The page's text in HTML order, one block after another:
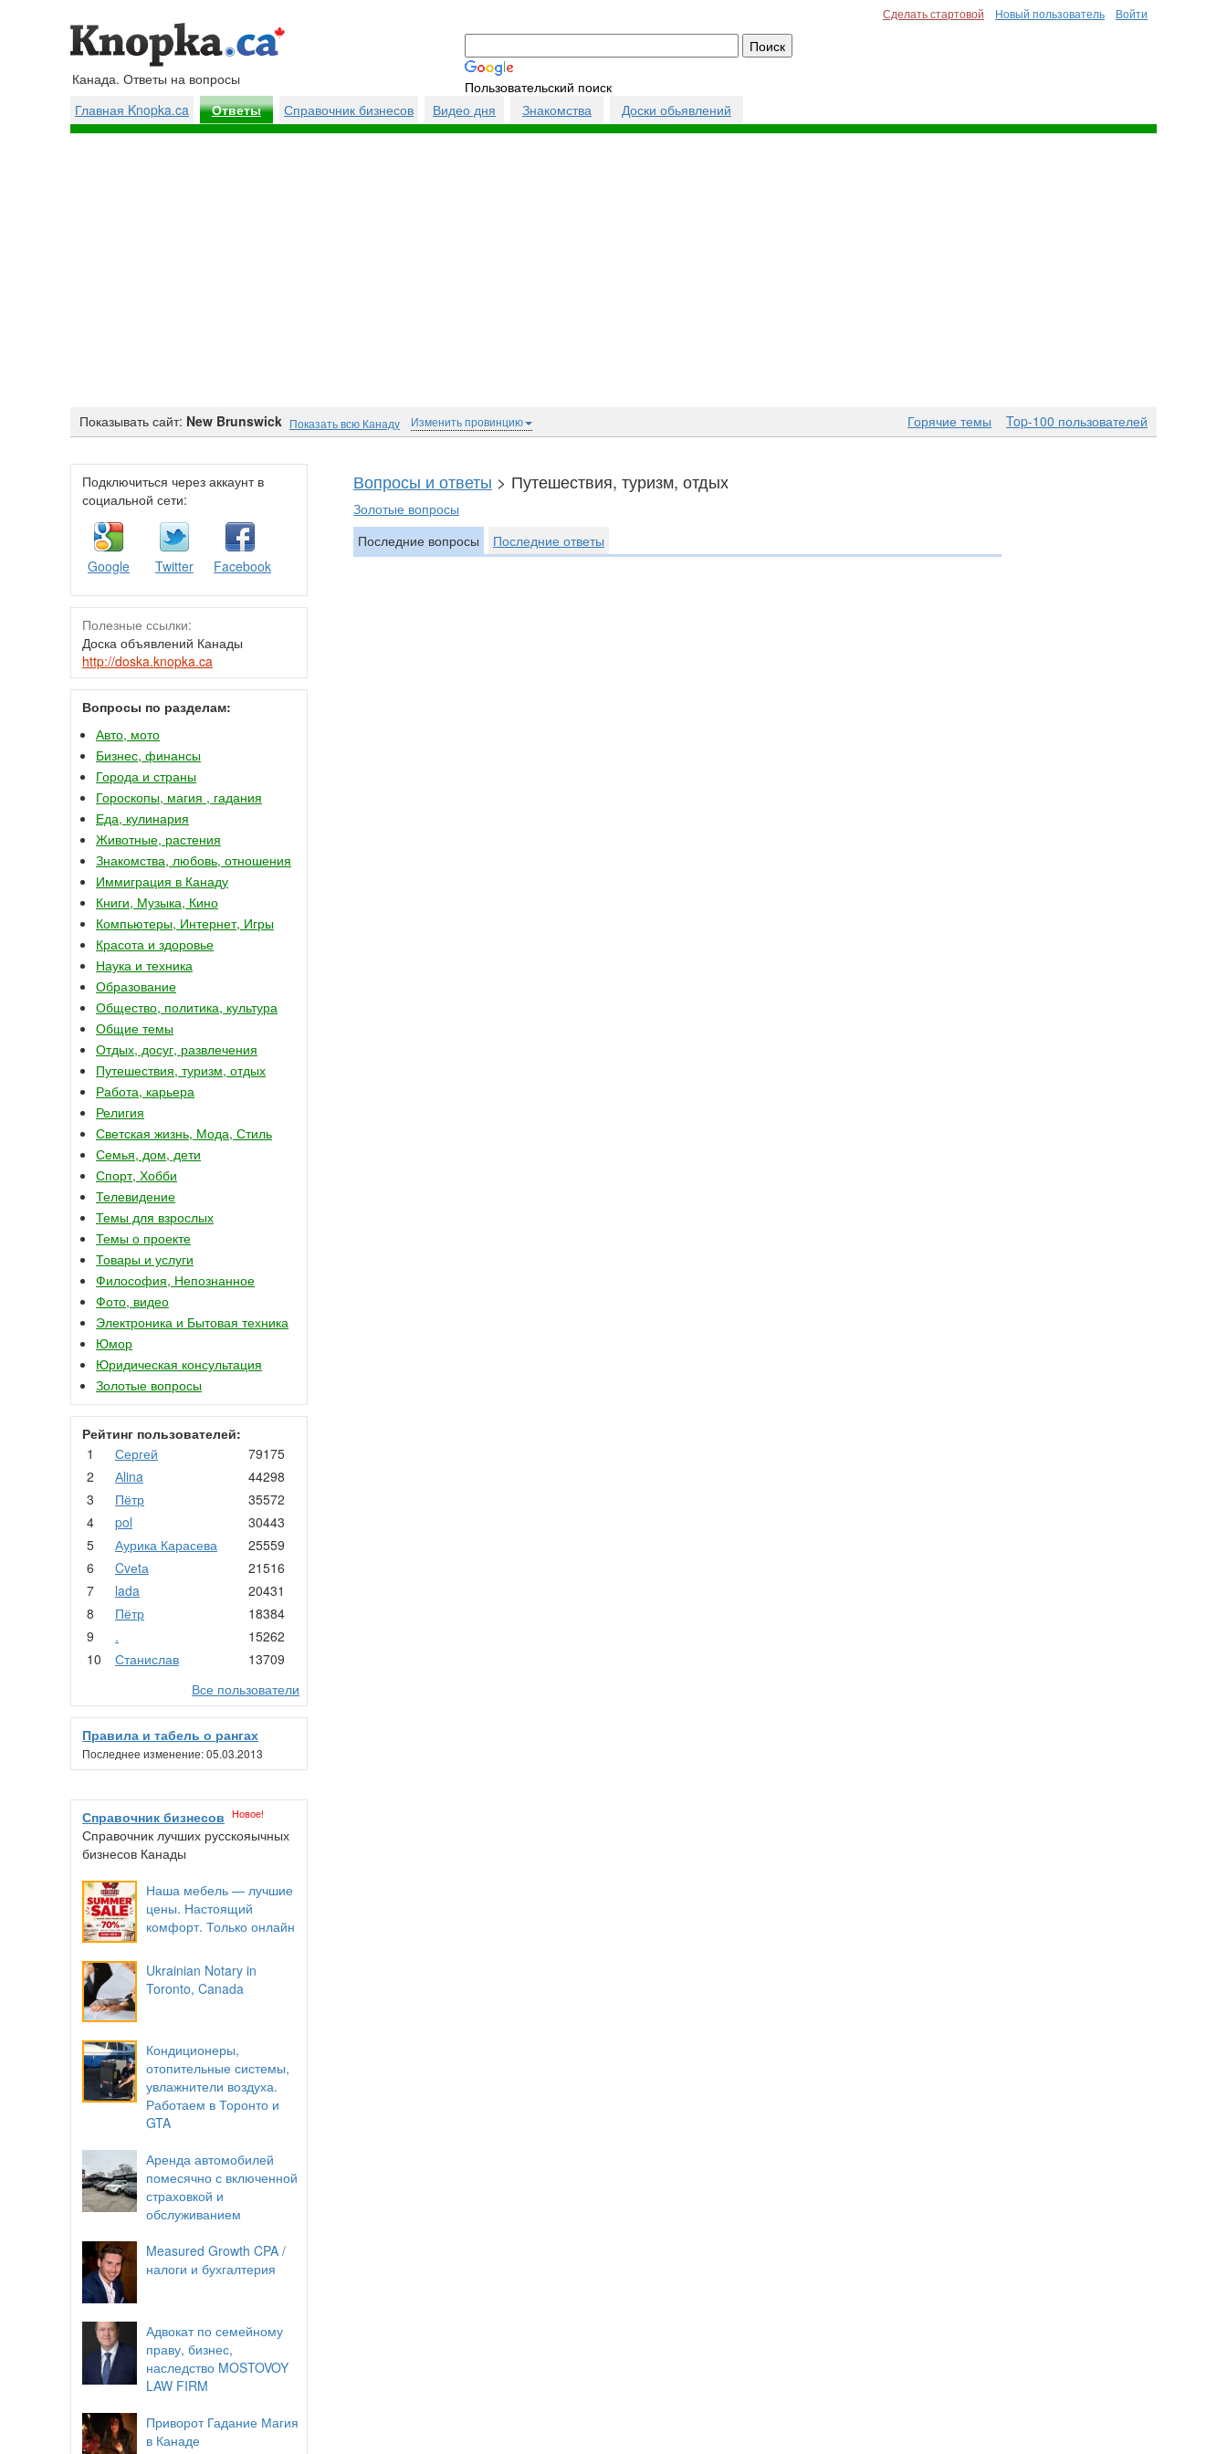
Сделать стартовой Новый пользователь Войти
Канада. Ответы на вопросы
Пользовательский поиск
Главная Knopka.ca
Ответы Справочник бизнесов Видео дня Знакомства Доски обьявлений
Показывать сайт: New Brunswick Показать всю Канаду Изменить провинцию Горячие темы Top-100 пользователей
Подключиться через аккаунт в
социальной сети:
Google Twitter Facebook
Полезные ссылки:
Доска объявлений Канады
http://doska.knopka.ca
Вопросы по разделам:
Авто, мото
Бизнес, финансы
Города и страны
Гороскопы, магия , гадания
Еда, кулинария
Животные, растения
Знакомства, любовь, отношения
Иммиграция в Канаду
Книги, Музыка, Кино
Компьютеры, Интернет, Игры
Красота и здоровье
Наука и техника
Образование
Общество, политика, культура
Общие темы
Отдых, досуг, развлечения
Путешествия, туризм, отдых
Работа, карьера
Религия
Светская жизнь, Мода, Стиль
Семья, дом, дети
Спорт, Хобби
Телевидение
Темы для взрослых
Темы о проекте
Товары и услуги
Философия, Непознанное
Фото, видео
Электроника и Бытовая техника
Юмор
Юридическая консультация
Золотые вопросы
Рейтинг пользователей:
1
Сергей
79175
2
Аlina
44298
3
Пётр
35572
4
pol
30443
5
Аурика Карасева
25559
6
Cvеtа
21516
7
lada
20431
8
Пётр
18384
9
.
15262
10
Станислав
13709
Все пользователи
Правила и табель о рангах
Последнее изменение: 05.03.2013
Справочник бизнесов Новое!
Справочник лучших русскояычных
бизнесов Канады
Наша мебель — лучшие
цены. Настоящий
комфорт. Только онлайн
Ukrainian Notary in
Toronto, Canada
Кондиционеры,
отопительные системы,
увлажнители воздуха.
Работаем в Торонто и
GTA
Аренда автомобилей
помесячно с включенной
страховкой и
обслуживанием
Measured Growth CPA /
налоги и бухгалтерия
Адвокат по семейному
праву, бизнес,
наследство MOSTOVOY
LAW FIRM
Приворот Гадание Магия
в Канаде
Вопросы и ответы > Путешествия, туризм, отдых
Золотые вопросы
Последние вопросы
Последние ответы